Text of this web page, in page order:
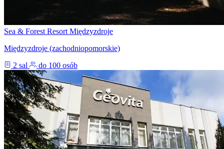
Sea & Forest Resort Międzyzdroje
Międzyzdroje (zachodniopomorskie)
2 sal
do 100 osób